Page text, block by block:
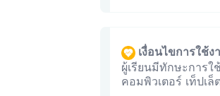
เงื่อนไขการใช้ง
ผู้เรียนมีทักษะการใ
คอมพิวเตอร์ เท็ปเ